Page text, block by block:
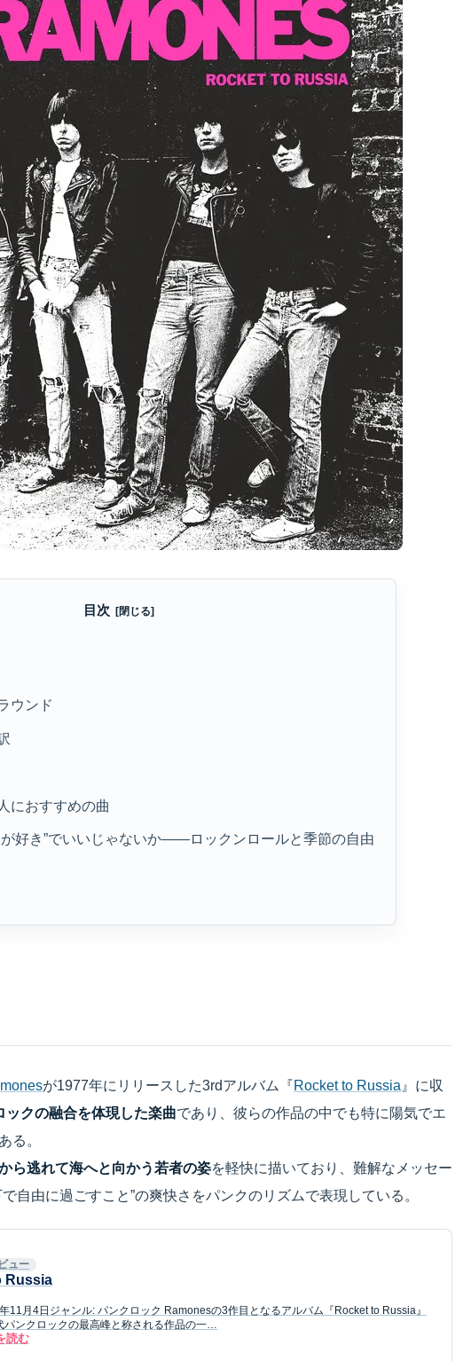
目次
ウンド
におすすめの曲
が好き”でいいじゃないか――ロックンロールと季節の自由
が1977年にリリースした3rdアルバム『Rocket to Russia 』に収
クの融合を体現した楽曲であり、彼らの作品の中でも特に陽気でエ
る。
ら逃れて海へと向かう若者の姿を軽快に描いており、難解なメッセー
自由に過ごすこと”の爽快さをパンクのリズムで表現している。
ュー
Russia
11月4日ジャンル: パンクロック Ramonesの3作目となるアルバム『Rocket to Russia』
パンクロックの最高峰と称される作品の一…
読む